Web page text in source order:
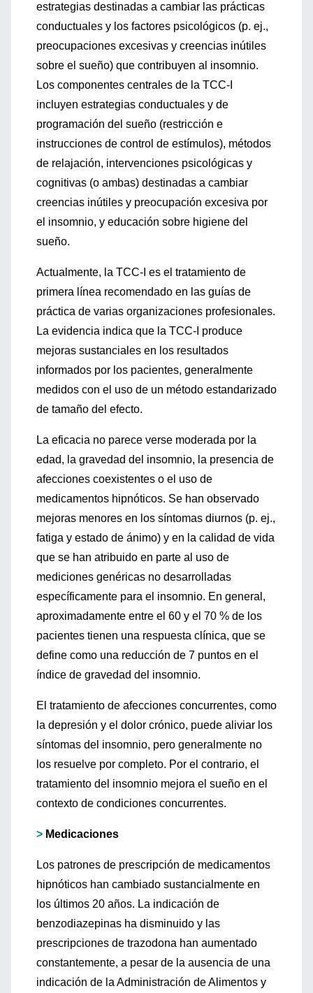
estrategias destinadas a cambiar las prácticas
conductuales y los factores psicológicos (p. ej.,
preocupaciones excesivas y creencias inútiles
sobre el sueño) que contribuyen al insomnio.
Los componentes centrales de la TCC-I
incluyen estrategias conductuales y de
programación del sueño (restricción e
instrucciones de control de estímulos), métodos
de relajación, intervenciones psicológicas y
cognitivas (o ambas) destinadas a cambiar
creencias inútiles y preocupación excesiva por
el insomnio, y educación sobre higiene del
sueño.
Actualmente, la TCC-I es el tratamiento de
primera línea recomendado en las guías de
práctica de varias organizaciones profesionales.
La evidencia indica que la TCC-I produce
mejoras sustanciales en los resultados
informados por los pacientes, generalmente
medidos con el uso de un método estandarizado
de tamaño del efecto.
La eficacia no parece verse moderada por la
edad, la gravedad del insomnio, la presencia de
afecciones coexistentes o el uso de
medicamentos hipnóticos. Se han observado
mejoras menores en los síntomas diurnos (p. ej.,
fatiga y estado de ánimo) y en la calidad de vida
que se han atribuido en parte al uso de
mediciones genéricas no desarrolladas
específicamente para el insomnio. En general,
aproximadamente entre el 60 y el 70 % de los
pacientes tienen una respuesta clínica, que se
define como una reducción de 7 puntos en el
índice de gravedad del insomnio.
El tratamiento de afecciones concurrentes, como
la depresión y el dolor crónico, puede aliviar los
síntomas del insomnio, pero generalmente no
los resuelve por completo. Por el contrario, el
tratamiento del insomnio mejora el sueño en el
contexto de condiciones concurrentes.
> Medicaciones
Los patrones de prescripción de medicamentos
hipnóticos han cambiado sustancialmente en
los últimos 20 años. La indicación de
benzodiazepinas ha disminuido y las
prescripciones de trazodona han aumentado
constantemente, a pesar de la ausencia de una
indicación de la Administración de Alimentos y